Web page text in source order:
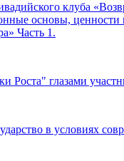
клуба
основы, ценности
Часть 1.
Роста" глазами
в условиях